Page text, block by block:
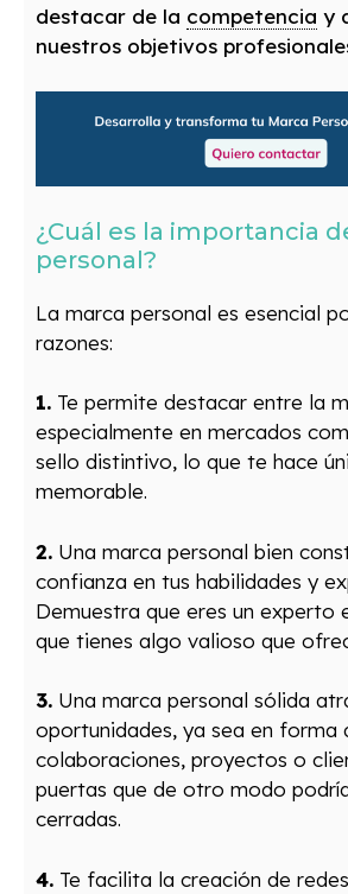
destacar de la competencia y
nuestros objetivos
¿Cuál es la importancia
personal?
La marca personal es esencial
razones:
1. Te permite destacar entre la
especialmente en mercados
sello distintivo, lo que te hace
memorable.
2. Una marca personal bien
confianza en tus habilidades y
Demuestra que eres un experto
que tienes algo valioso que
3. Una marca personal sólida
oportunidades, ya sea en forma
colaboraciones, proyectos o
puertas que de otro modo
cerradas.
4. Te facilita la creación de